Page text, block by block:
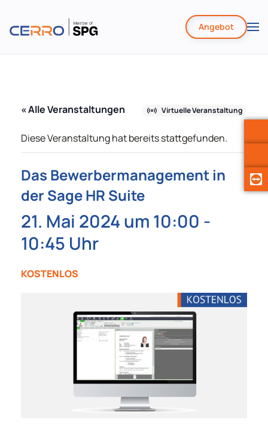
Zum
Angebot
« Alle Veranstaltungen Virtuelle Veranstaltung
Diese Veranstaltung hat bereits stattgefunden.
Das Bewerbermanagement in
der Sage HR Suite
21. Mai 2024 um 10:00 -
10:45
KOSTENLOS